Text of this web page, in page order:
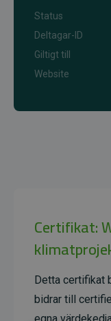
Status
Deltagar-ID
Giltigt till
Website
Certifikat:
Detta certifikat
bidrar till